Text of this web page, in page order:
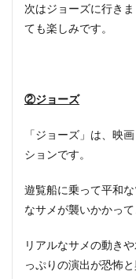
次はジョーズに行き
ても楽しみです。
②ジョーズ
「ジョーズ」は、映
ションです。
遊覧船に乗って平和
なサメが襲いかかって
リアルなサメの動き
っぷりの演出が恐怖